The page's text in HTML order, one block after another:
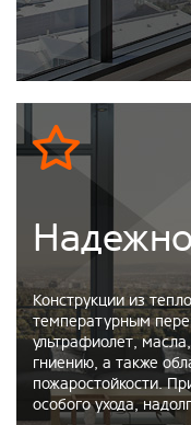
Конструкции из
температурным
ультрафиолет,
гниению, а также
пожаростойкости.
особого ухода,